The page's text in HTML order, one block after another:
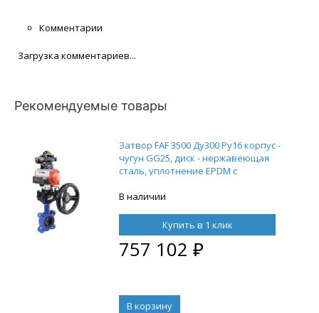
Комментарии
Загрузка комментариев...
Рекомендуемые товары
Затвор FAF 3500 Ду300 Ру16 корпус -
чугун GG25, диск - нержавеющая
сталь, уплотнение EPDM с
пневмораспределителем 4M310-08
выключателей APL-210N и ручным
дублером HDM-4
В наличии
Купить в 1 клик
757 102 ₽
В корзину